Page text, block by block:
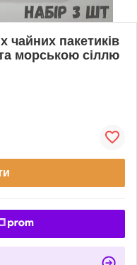
чайних пакетиків
морською сіллю